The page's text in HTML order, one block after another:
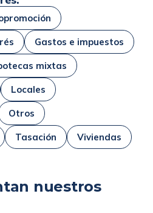
Gastos e impuestos
mixtas
Locales
Otros
Tasación Viviendas
nuestros